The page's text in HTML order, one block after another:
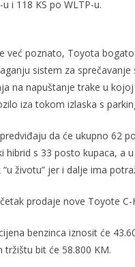
i 118 KS po WLTP-u.
već poznato, Toyota
sistem za
na napuštanje trake u
iza tokom izlaska s
da će ukupno 62
hibrid s 33 posto kupaca, a
“u životu” jer i dalje ima
prodaje nove Toyote
benzinca iznosit će
tržištu bit će 58.800 KM.